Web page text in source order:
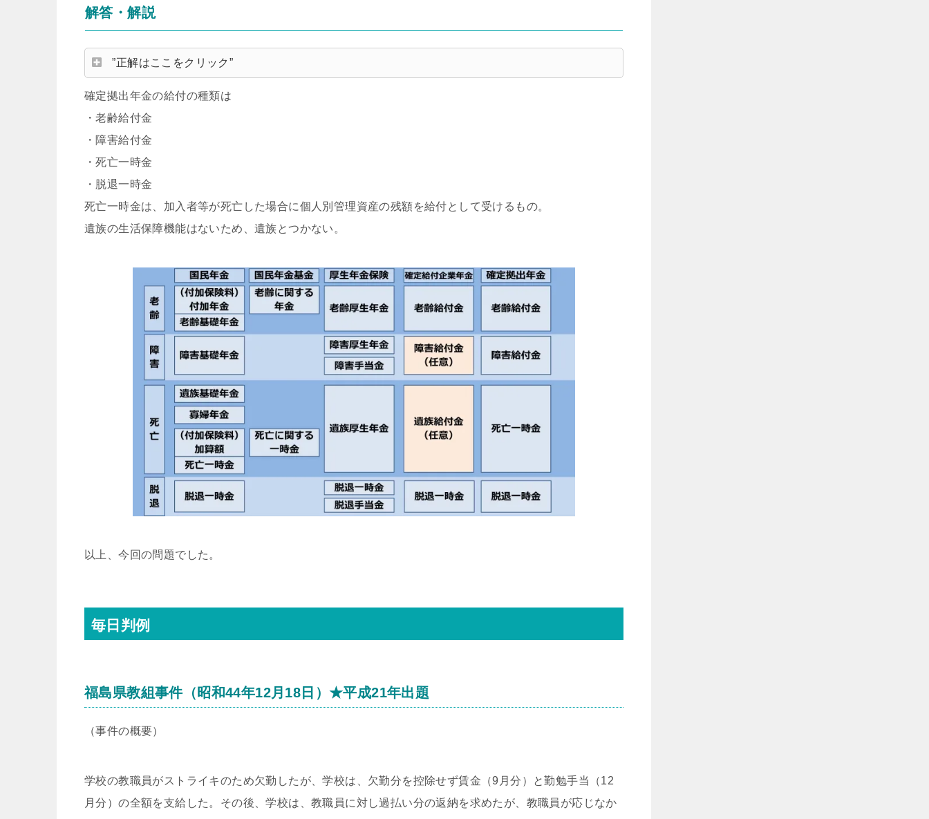
解答・解説
”正解はここをクリック”
確定拠出年金の給付の種類は
・老齢給付金
・障害給付金
・死亡一時金
・脱退一時金
死亡一時金は、加入者等が死亡した場合に個人別管理資産の残額を給付として受けるもの。
遺族の生活保障機能はないため、遺族とつかない。
以上、今回の問題でした。
毎日判例
福島県教組事件（昭和44年12月18日）★平成21年出題
（事件の概要）
学校の教職員がストライキのため欠勤したが、学校は、欠勤分を控除せず賃金（9月分）と勤勉手当（12
月分）の全額を支給した。その後、学校は、教職員に対し過払い分の返納を求めたが、教職員が応じなか